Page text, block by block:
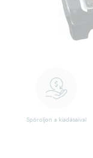
Spóroljon a kiadásaival